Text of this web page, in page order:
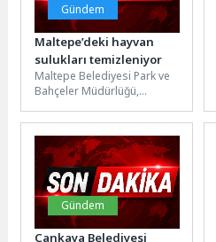
Gündem
Maltepe’deki hayvan
sulukları temizleniyor
Maltepe Belediyesi Park ve
Bahçeler Müdürlüğü,
sokak hayvanlarının en
büyük can simidi...
Gündem
Çankaya Belediyesi